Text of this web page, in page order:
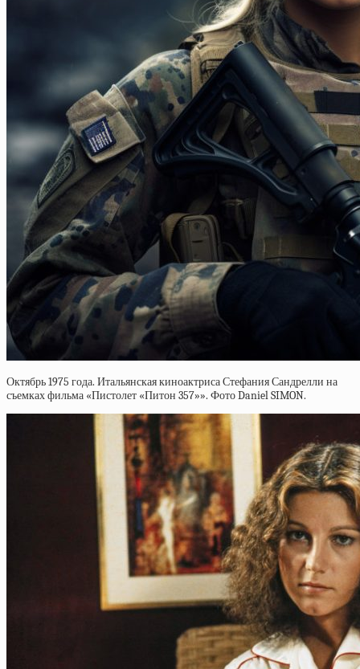
Октябрь 1975 года. Итальянская киноактриса Стефания Сандрелли на
съемках фильма «Пистолет «Питон 357»». Фото Daniel SIMON.